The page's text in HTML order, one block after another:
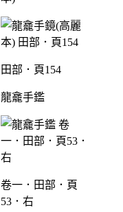
田部．頁154
龍龕手鑑
卷一．田部．頁
53．右